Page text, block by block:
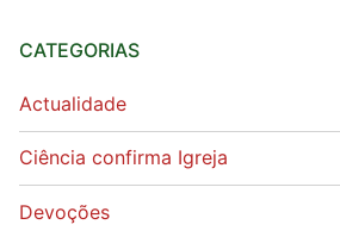
CATEGORIAS
Actualidade
Ciência confirma Igreja
Devoções